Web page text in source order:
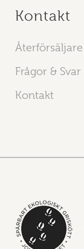
Kontakt
Återförsäljare
Frågor & Svar
Kontakt